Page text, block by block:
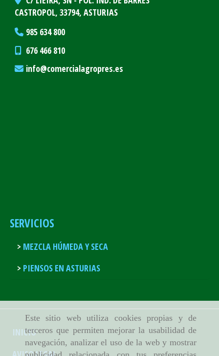
Este sitio web utiliza cookies propias y de
terceros que permiten mejorar la usabilidad de
navegación, analizar el uso de la web y mostrar
CASTROPOL, 33794, ASTURIAS
985 634 800
676 466 810
info
comercialagropres.es
SERVICIOS
MEZCLA HÚMEDA Y SECA
PIENSOS EN ASTURIAS
INICIO